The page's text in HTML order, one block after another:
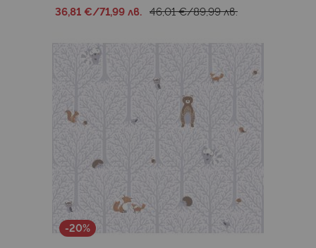
36,81 €/71,99 лв. 46,01 €/89,99 лв.
-20%